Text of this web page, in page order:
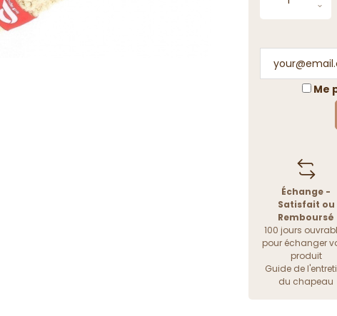
Me
Échange -
Satisfait ou
Remboursé
100 jours
pour échanger
produit
Guide de
du chapeau